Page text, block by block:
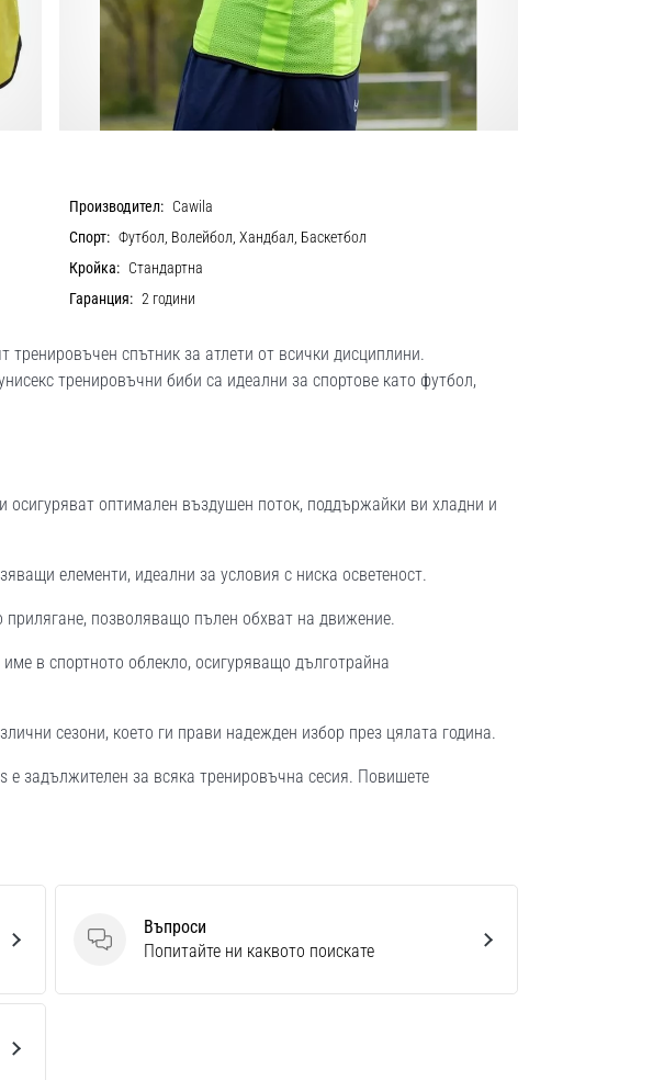
Производител: Cawila
Спорт: Футбол, Волейбол, Хандбал, Баскетбол
Кройка: Стандартна
Гаранция: 2 години
тренировъчен спътник за атлети от всички дисциплини.
тренировъчни биби са идеални за спортове като футбол,
осигуряват оптимален въздушен поток, поддържайки ви хладни и
елементи, идеални за условия с ниска осветеност.
прилягане, позволяващо пълен обхват на движение.
в спортното облекло, осигуряващо дълготрайна
сезони, което ги прави надежден избор през цялата година.
задължителен за всяка тренировъчна сесия. Повишете
Въпроси
Въпроси
Попитайте ни каквото поискате